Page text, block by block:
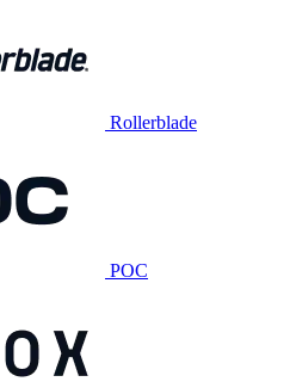
Rollerblade
POC